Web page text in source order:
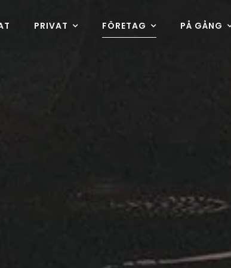
PRIVAT FÖRETAG PÅ GÅNG